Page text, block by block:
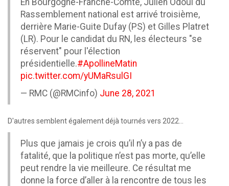
En Bourgogne-Franche-Comté, Julien Odoul du
Rassemblement national est arrivé troisième,
derrière Marie-Guite Dufay (PS) et Gilles Platret
(LR). Pour le candidat du RN, les électeurs "se
réservent" pour l'élection
présidentielle.#ApollineMatin
pic.twitter.com/yUMaRsulGI
— RMC (@RMCinfo) June 28, 2021
D'autres semblent également déjà tournés vers 2022...
Plus que jamais je crois qu’il n’y a pas de
fatalité, que la politique n’est pas morte, qu’elle
peut rendre la vie meilleure. Ce résultat me
donne la force d’aller à la rencontre de tous les